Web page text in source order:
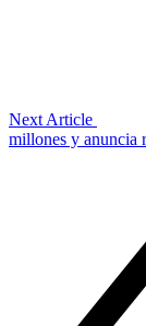
Next Article
millones y anuncia